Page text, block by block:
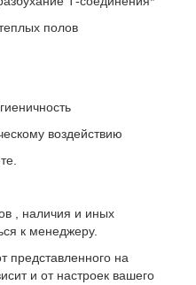
полов
воздействию
, наличия и иных
к менеджеру.
представленного на
и от настроек вашего